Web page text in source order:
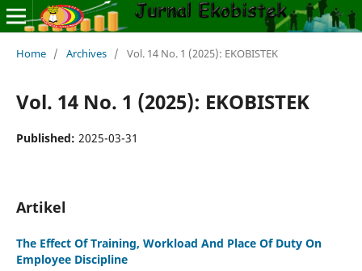
Home / Archives / Vol. 14 No. 1 (2025): EKOBISTEK
Vol. 14 No. 1 (2025): EKOBISTEK
Published: 2025-03-31
Artikel
The Effect Of Training, Workload And Place Of Duty On
Employee Discipline